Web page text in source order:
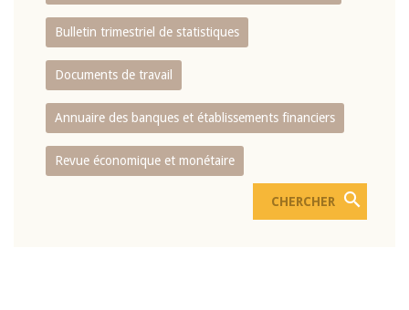
Bulletin trimestriel de statistiques
Documents de travail
Annuaire des banques et établissements financiers
Revue économique et monétaire